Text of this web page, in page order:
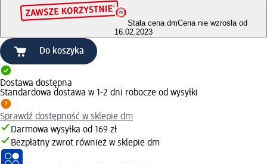
Stała cena dmCena nie wzrosła od
16.02.2023
Do koszyka
Dostawa dostępna
Standardowa dostawa w 1-2 dni robocze od wysyłki
Sprawdź dostępność w sklepie dm
Darmowa wysyłka od 169 zł
Bezpłatny zwrot również w sklepie dm